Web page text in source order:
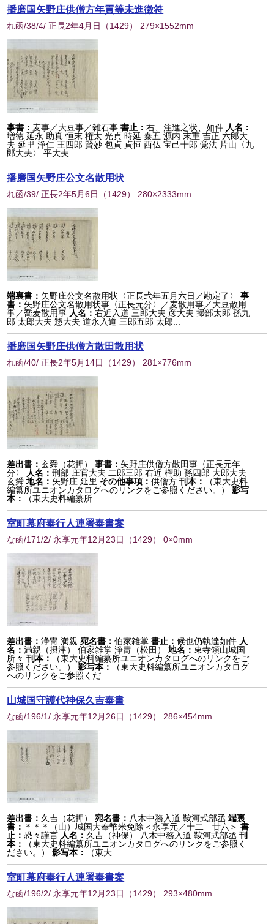
播磨国矢野庄供僧方年貢等未進徴符
れ函/38/4/ 正長2年4月日 （1429） 279×1552mm
事書： 麦事／大豆事／雑石事 書止：右、注進之状、如件 人名：
増徳 延永 助真 恒末 権太 光貞 時延 秦五 源内 末重 吉正 六郎大
夫 延里 浄仁 王四郎 賢妙 包貞 貞恒 西仏 宝己十郎 覚法 片山〈九
郎大夫〉 平大夫 ...
播磨国矢野庄公文名散用状
れ函/39/ 正長2年5月6日 （1429） 280×2333mm
端裏書： 矢野庄公文名散用状〈正長弐年五月六日／勘定了〉
事
書： 矢野庄公文名散用状事〈正長元分〉／麦散用事／大豆散用
事／喬麦散用事 人名：右近入道 三郎大夫 彦大夫 掃部太郎 孫九
郎 太郎大夫 惣大夫 道永入道 三郎五郎 太郎...
播磨国矢野庄供僧方散田散用状
れ函/40/ 正長2年5月14日 （1429） 281×776mm
差出書：玄舜（花押） 事書： 矢野庄供僧方散田事〈正長元年
分〉
人名：刑部 庄官大夫 二郎三郎 右近 権助 孫四郎 大郎大夫
玄舜 地名： 矢野庄 延里 その他事項：供僧方 刊本：
（東大史料
編纂所ユニオンカタログへのリンクをご参照ください。）
影写
本：
（東大史料編纂所...
室町幕府奉行人連署奉書案
な函/171/2/ 永享元年12月23日 （1429） 0×0mm
差出書：浄冑 満親 宛名書：伯家雑掌 書止：候也仍執達如件 人
名：満親（摂津） 伯家雑掌 浄冑（松田） 地名：東寺領山城国
所々 刊本：
（東大史料編纂所ユニオンカタログへのリンクをご
参照ください。）
影写本：
（東大史料編纂所ユニオンカタログ
へのリンクをご参照くだ...
山城国守護代神保久吉奉書
な函/196/1/ 永享元年12月26日 （1429） 286×454mm
差出書： 久吉（花押） 宛名書： 八木中務入道 鞍河式部丞 端裏
書： ＊＊＊（山）城国大奉幣米免除＜永享元／十二 廿六＞ 書
止：恐々謹言 人名： 久吉（神保） 八木中務入道 鞍河式部丞 刊
本：
（東大史料編纂所ユニオンカタログへのリンクをご参照く
ださい。）
影写本： （東大...
室町幕府奉行人連署奉書案
な函/196/2/ 永享元年12月23日 （1429） 293×480mm